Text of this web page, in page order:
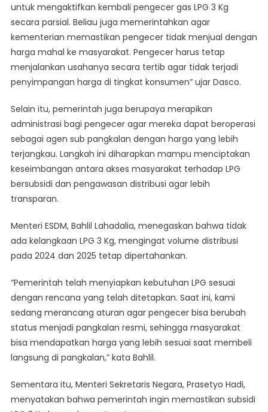
untuk mengaktifkan kembali pengecer gas LPG 3 Kg
secara parsial. Beliau juga memerintahkan agar
kementerian memastikan pengecer tidak menjual dengan
harga mahal ke masyarakat. Pengecer harus tetap
menjalankan usahanya secara tertib agar tidak terjadi
penyimpangan harga di tingkat konsumen” ujar Dasco.
Selain itu, pemerintah juga berupaya merapikan
administrasi bagi pengecer agar mereka dapat beroperasi
sebagai agen sub pangkalan dengan harga yang lebih
terjangkau. Langkah ini diharapkan mampu menciptakan
keseimbangan antara akses masyarakat terhadap LPG
bersubsidi dan pengawasan distribusi agar lebih
transparan.
Menteri ESDM, Bahlil Lahadalia, menegaskan bahwa tidak
ada kelangkaan LPG 3 Kg, mengingat volume distribusi
pada 2024 dan 2025 tetap dipertahankan.
“Pemerintah telah menyiapkan kebutuhan LPG sesuai
dengan rencana yang telah ditetapkan. Saat ini, kami
sedang merancang aturan agar pengecer bisa berubah
status menjadi pangkalan resmi, sehingga masyarakat
bisa mendapatkan harga yang lebih sesuai saat membeli
langsung di pangkalan,” kata Bahlil.
Sementara itu, Menteri Sekretaris Negara, Prasetyo Hadi,
menyatakan bahwa pemerintah ingin memastikan subsidi